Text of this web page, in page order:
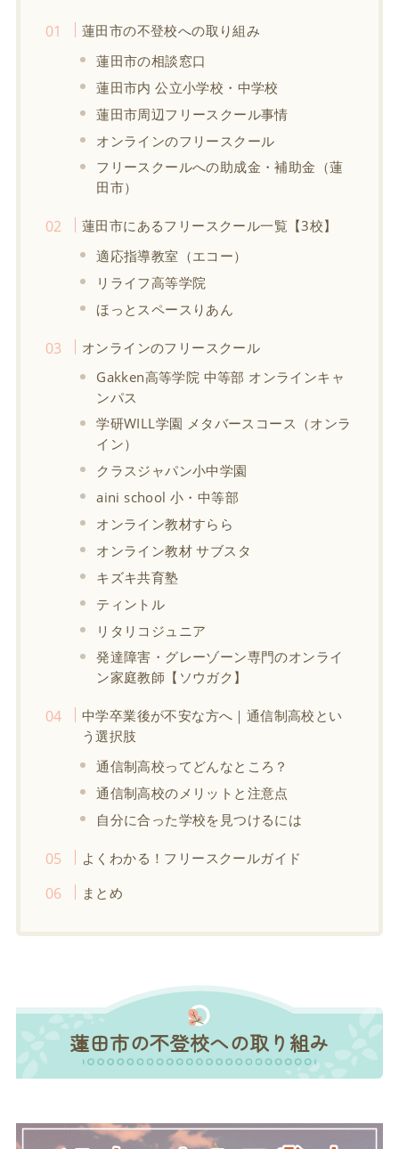
蓮田市の不登校への取り組み
蓮田市の相談窓口
蓮田市内 公立小学校・中学校
蓮田市周辺フリースクール事情
オンラインのフリースクール
フリースクールへの助成金・補助金（蓮
田市）
蓮田市にあるフリースクール一覧【3校】
適応指導教室（エコー）
リライフ高等学院
ほっとスペースりあん
オンラインのフリースクール
Gakken高等学院 中等部 オンラインキャ
ンパス
学研WILL学園 メタバースコース（オンラ
イン）
クラスジャパン小中学園
aini school 小・中等部
オンライン教材すらら
オンライン教材 サブスタ
キズキ共育塾
ティントル
リタリコジュニア
発達障害・グレーゾーン専門のオンライ
ン家庭教師【ソウガク】
中学卒業後が不安な方へ｜通信制高校とい
う選択肢
通信制高校ってどんなところ？
通信制高校のメリットと注意点
自分に合った学校を見つけるには
よくわかる！フリースクールガイド
まとめ
蓮田市の不登校への取り組み